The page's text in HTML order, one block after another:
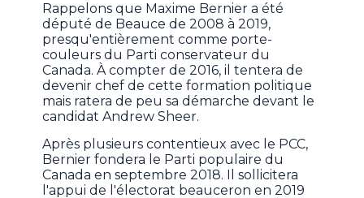
Rappelons que Maxime Bernier a été
député de Beauce de 2008 à 2019,
presqu'entièrement comme porte-
couleurs du Parti conservateur du
Canada. À compter de 2016, il tentera de
devenir chef de cette formation politique
mais ratera de peu sa démarche devant le
candidat Andrew Sheer.
Après plusieurs contentieux avec le PCC,
Bernier fondera le Parti populaire du
Canada en septembre 2018. Il sollicitera
l'appui de l'électorat beauceron en 2019